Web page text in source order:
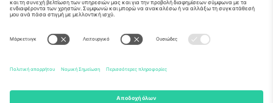
Av Chapultepec 360, Roma
Norte, Cuauhtémoc, 06700
Ciudad de México, CDMX,
Mexico
Η νομική οντότητα του παρόχου πλατφόρμας ενδέχεται να
τομέα. Για λεπτομέρειες ανατρέξτε στη σελίδα της συγκεκριμένης